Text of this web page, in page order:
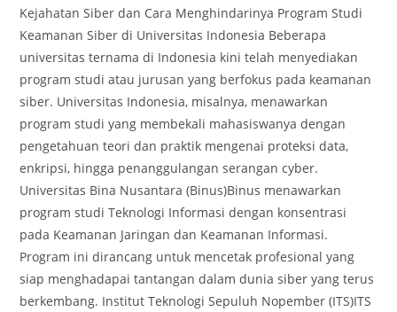
Kejahatan Siber dan Cara Menghindarinya Program Studi
Keamanan Siber di Universitas Indonesia Beberapa
universitas ternama di Indonesia kini telah menyediakan
program studi atau jurusan yang berfokus pada keamanan
siber. Universitas Indonesia, misalnya, menawarkan
program studi yang membekali mahasiswanya dengan
pengetahuan teori dan praktik mengenai proteksi data,
enkripsi, hingga penanggulangan serangan cyber.
Universitas Bina Nusantara (Binus)Binus menawarkan
program studi Teknologi Informasi dengan konsentrasi
pada Keamanan Jaringan dan Keamanan Informasi.
Program ini dirancang untuk mencetak profesional yang
siap menghadapai tantangan dalam dunia siber yang terus
berkembang. Institut Teknologi Sepuluh Nopember (ITS)ITS